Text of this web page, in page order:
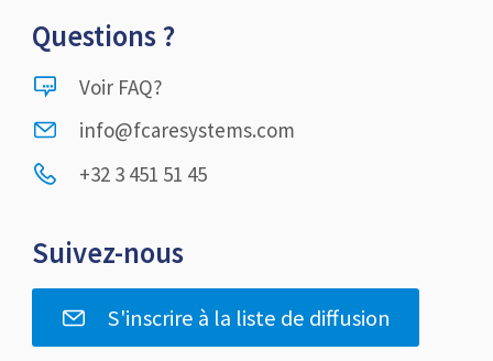
Questions ?
Voir FAQ?
info@fcaresystems.com
+32 3 451 51 45
Suivez-nous
S'inscrire à la liste de diffusion